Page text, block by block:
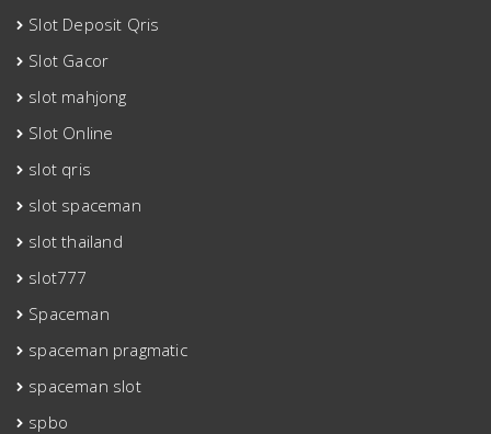
Slot Deposit Qris
Slot Gacor
slot mahjong
Slot Online
slot qris
slot spaceman
slot thailand
slot777
Spaceman
spaceman pragmatic
spaceman slot
spbo